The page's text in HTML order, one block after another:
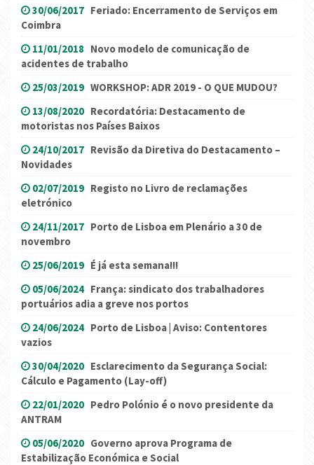
30/06/2017 Feriado: Encerramento de Serviços em
Coimbra
11/01/2018 Novo modelo de comunicação de
acidentes de trabalho
25/03/2019 WORKSHOP: ADR 2019 - O QUE MUDOU?
13/08/2020 Recordatória: Destacamento de
motoristas nos Países Baixos
24/10/2017 Revisão da Diretiva do Destacamento –
Novidades
02/07/2019 Registo no Livro de reclamações
eletrónico
24/11/2017 Porto de Lisboa em Plenário a 30 de
novembro
25/06/2019 É já esta semana!!!
05/06/2024 França: sindicato dos trabalhadores
portuários adia a greve nos portos
24/06/2024 Porto de Lisboa | Aviso: Contentores
vazios
30/04/2020 Esclarecimento da Segurança Social:
Cálculo e Pagamento (Lay-off)
22/01/2020 Pedro Polónio é o novo presidente da
ANTRAM
05/06/2020 Governo aprova Programa de
Estabilização Económica e Social